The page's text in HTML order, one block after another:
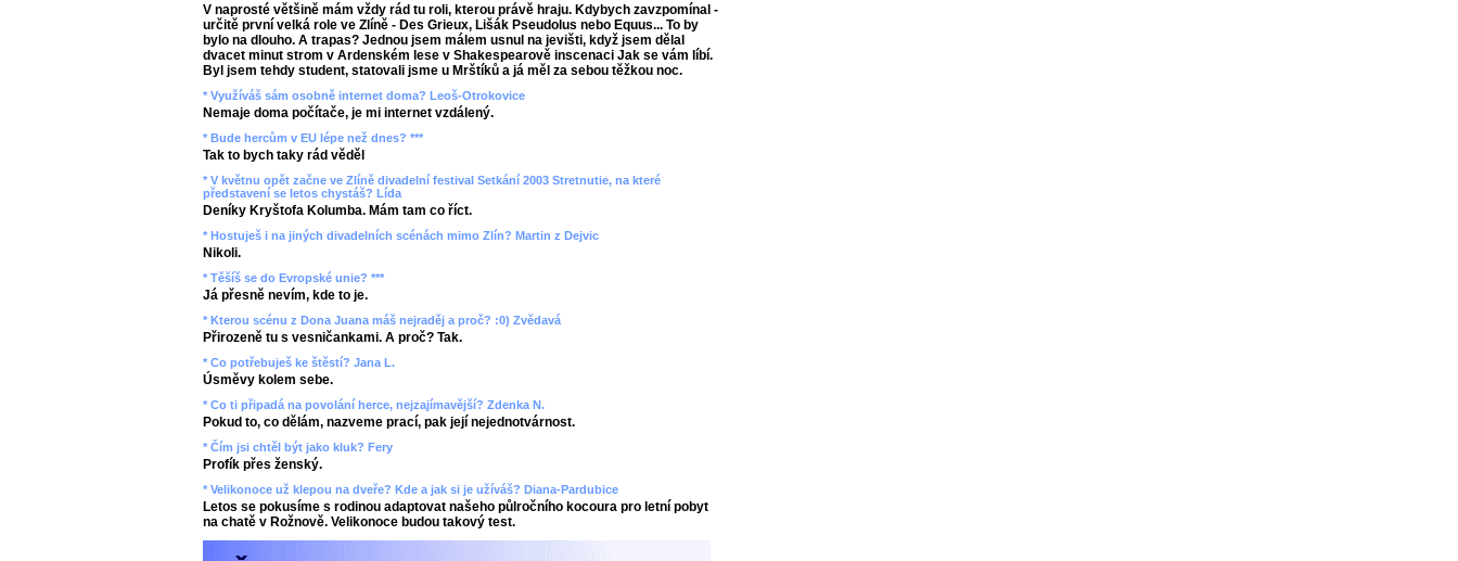
V naprosté většině mám vždy rád tu roli, kterou právě hraju. Kdybych zavzpomínal -
určitě první velká role ve Zlíně - Des Grieux, Lišák Pseudolus nebo Equus... To by
bylo na dlouho. A trapas? Jednou jsem málem usnul na jevišti, když jsem dělal
dvacet minut strom v Ardenském lese v Shakespearově inscenaci Jak se vám líbí.
Byl jsem tehdy student, statovali jsme u Mrštíků a já měl za sebou těžkou noc.
* Využíváš sám osobně internet doma? Leoš-Otrokovice
Nemaje doma počítače, je mi internet vzdálený.
* Bude hercům v EU lépe než dnes? ***
Tak to bych taky rád věděl
* V květnu opět začne ve Zlíně divadelní festival Setkání 2003 Stretnutie, na které
představení se letos chystáš? Lída
Deníky Kryštofa Kolumba. Mám tam co říct.
* Hostuješ i na jiných divadelních scénách mimo Zlín? Martin z Dejvic
Nikoli.
* Těšíš se do Evropské unie? ***
Já přesně nevím, kde to je.
* Kterou scénu z Dona Juana máš nejraděj a proč? :0) Zvědavá
Přirozeně tu s vesničankami. A proč? Tak.
* Co potřebuješ ke štěstí? Jana L.
Úsměvy kolem sebe.
* Co ti připadá na povolání herce, nejzajímavější? Zdenka N.
Pokud to, co dělám, nazveme prací, pak její nejednotvárnost.
* Čím jsi chtěl být jako kluk? Fery
Profík přes ženský.
* Velikonoce už klepou na dveře? Kde a jak si je užíváš? Diana-Pardubice
Letos se pokusíme s rodinou adaptovat našeho půlročního kocoura pro letní pobyt
na chatě v Rožnově. Velikonoce budou takový test.